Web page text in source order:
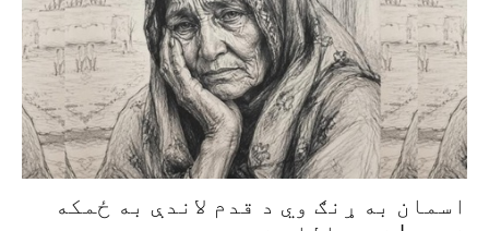
اسمان به ړنګ وي د قدم لاندې به ځمکه